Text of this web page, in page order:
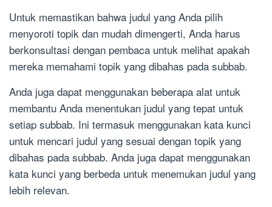
Untuk memastikan bahwa judul yang Anda pilih
menyoroti topik dan mudah dimengerti, Anda harus
berkonsultasi dengan pembaca untuk melihat apakah
mereka memahami topik yang dibahas pada subbab.
Anda juga dapat menggunakan beberapa alat untuk
membantu Anda menentukan judul yang tepat untuk
setiap subbab. Ini termasuk menggunakan kata kunci
untuk mencari judul yang sesuai dengan topik yang
dibahas pada subbab. Anda juga dapat menggunakan
kata kunci yang berbeda untuk menemukan judul yang
lebih relevan.